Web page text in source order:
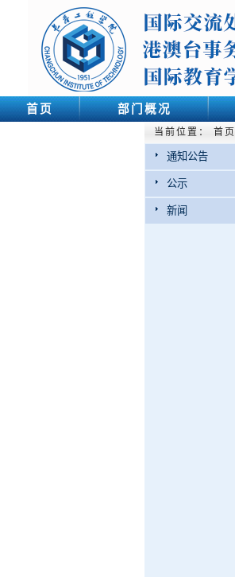
首页 部门概况
当前位置： 首页
通知公告
公示
新闻